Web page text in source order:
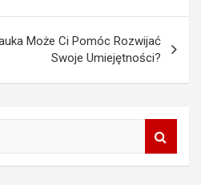
Może Ci Pomóc Rozwijać
Swoje Umiejętności?